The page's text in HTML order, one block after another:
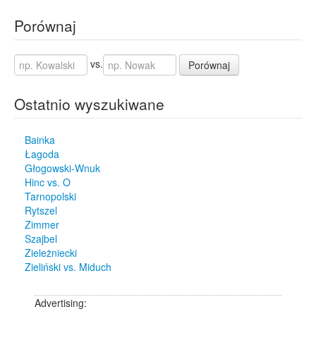
Porównaj
vs. Porównaj
Ostatnio wyszukiwane
Bainka
Łagoda
Głogowski-Wnuk
Hinc vs. O
Tarnopolski
Rytszel
Zimmer
Szajbel
Zieleżniecki
Zieliński vs. Miduch
Advertising: